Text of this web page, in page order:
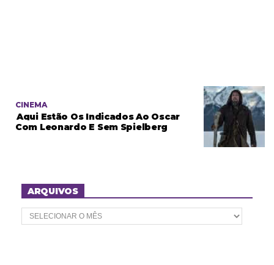
CINEMA
Aqui Estão Os Indicados Ao Oscar
Com Leonardo E Sem Spielberg
ARQUIVOS
A
r